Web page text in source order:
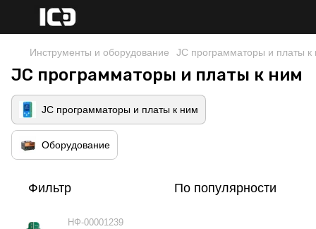
Инструменты и оборудование JC программаторы и платы к
JC программаторы и платы к ним
JC программаторы и платы к ним
Оборудование
Фильтр По популярности
НФ-00001239